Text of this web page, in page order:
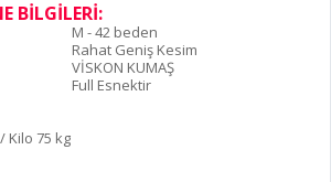
BİLGİLERİ:
M - 42 beden
Rahat Geniş Kesim
VİSKON KUMAŞ
Full Esnektir
Kilo 75 kg